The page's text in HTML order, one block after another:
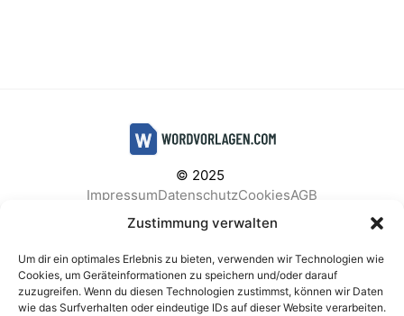
Zustimmung verwalten
Um dir ein optimales Erlebnis zu bieten, verwenden wir Technologien wie
Cookies, um Geräteinformationen zu speichern und/oder darauf
zuzugreifen. Wenn du diesen Technologien zustimmst, können wir Daten
wie das Surfverhalten oder eindeutige IDs auf dieser Website verarbeiten.
© 2025
ImpressumDatenschutzCookiesAGB
Facebook
Instagram
BELIEBTE KATEGORIEN